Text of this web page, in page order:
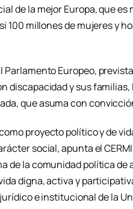
de la mejor Europa, que
100 millones de mujeres y
Europeo,
discapacidad y sus
que asuma con
proyecto político y de
social, apunta el
de la comunidad política
digna, activa y
e institucional de la